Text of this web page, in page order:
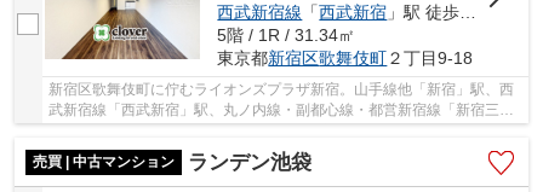
西武新宿線 「西武新宿 」駅 徒歩7分
5階 / 1R / 31.34㎡
東京都新宿区歌舞伎町２丁目9-18
新宿区歌舞伎町に佇むライオンズプラザ新宿。山手線他「新宿」駅、西
武新宿線「西武新宿」駅、丸ノ内線・副都心線・都営新宿線「新宿三丁
売買 | 中古マンション
ランデン池袋